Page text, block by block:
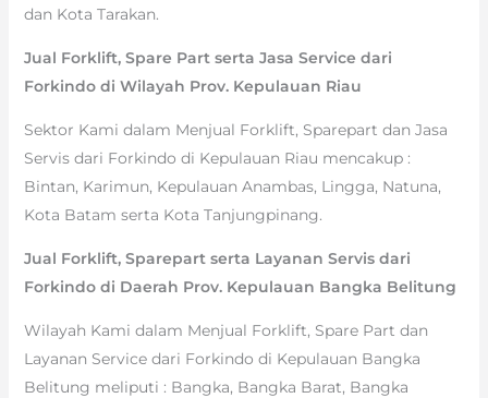
dan Kota Tarakan.
Jual Forklift, Spare Part serta Jasa Service dari
Forkindo di Wilayah Prov. Kepulauan Riau
Sektor Kami dalam Menjual Forklift, Sparepart dan Jasa
Servis dari Forkindo di Kepulauan Riau mencakup :
Bintan, Karimun, Kepulauan Anambas, Lingga, Natuna,
Kota Batam serta Kota Tanjungpinang.
Jual Forklift, Sparepart serta Layanan Servis dari
Forkindo di Daerah Prov. Kepulauan Bangka Belitung
Wilayah Kami dalam Menjual Forklift, Spare Part dan
Layanan Service dari Forkindo di Kepulauan Bangka
Belitung meliputi : Bangka, Bangka Barat, Bangka